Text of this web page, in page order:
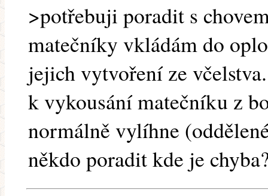
>potřebuji poradit s
matečníky vkládám do
jejich vytvoření ze
k vykousání matečníku z
normálně vylíhne
někdo poradit kde je